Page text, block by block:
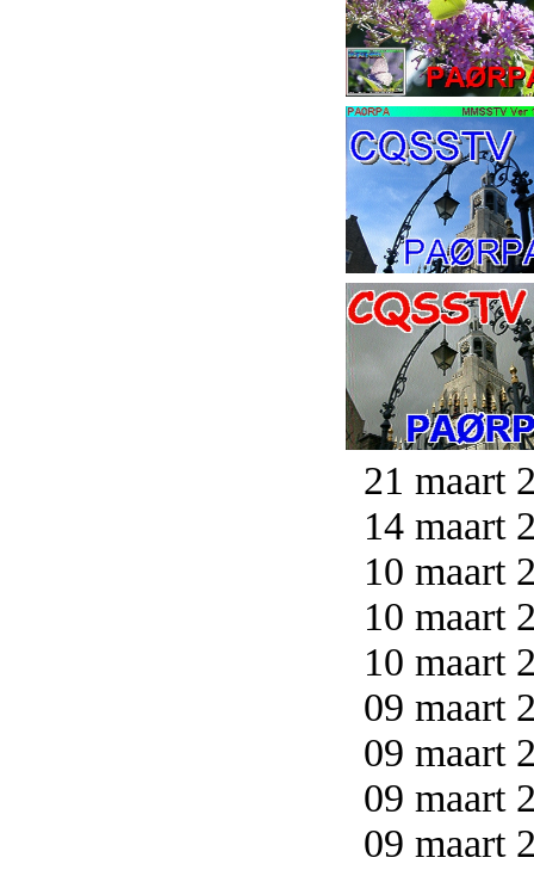
21 maart
14 maart
10 maart
10 maart
10 maart
09 maart
09 maart
09 maart
09 maart